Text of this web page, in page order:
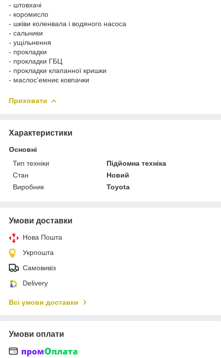
- штовхачі
- коромисло
- шківи коленвала і водяного насоса
- сальники
- ущільнення
- прокладки
- прокладки ГБЦ
- прокладки клапанної кришки
- маслос'емниє ковпачки
Приховати
Характеристики
Основні
Тип техніки
Підйомна техніка
Стан
Новий
Виробник
Toyota
Умови доставки
Нова Пошта
Укрпошта
Самовивіз
Delivery
Всі умови доставки
Умови оплати